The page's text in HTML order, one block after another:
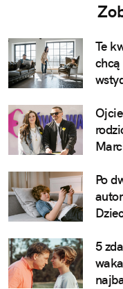
Te
Po
5